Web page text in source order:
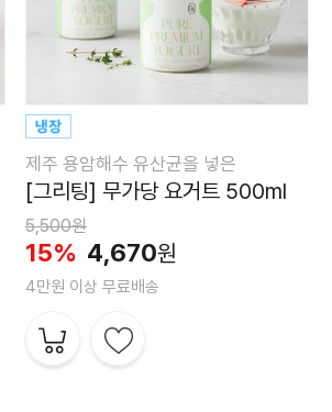
제주 용암해수 유산균을 넣은
[그리팅] 무가당 요거트 500ml
5,500원
15% 4,670원
4만원 이상 무료배송